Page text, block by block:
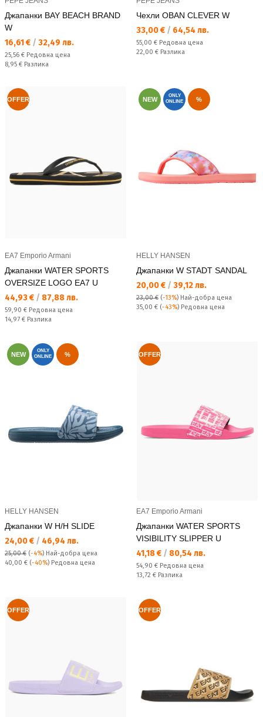
Джапанки BAY BEACH BRAND
W
Текуща цена:
16,61 € / 32,49 лв.
Редовна цена:
25,56 € Редовна цена
Спестявате:
8,95 € Разлика
Чехли OBAN CLEVER W
Текуща цена:
33,00 € / 64,54 лв.
Редовна цена:
55,00 € Редовна цена
Спестявате:
22,00 € Разлика
OFFER
EA7 Emporio Armani
Джапанки WATER SPORTS
OVERSIZE LOGO EA7 U
Текуща цена:
44,93 € / 87,88 лв.
Редовна цена:
59,90 € Редовна цена
Спестявате:
14,97 € Разлика
NEW
ONLY
ONLINE
%
HELLY HANSEN
Джапанки W STADT SANDAL
Текуща цена:
20,00 € / 39,12 лв.
23,00 € (-13%) Най-добра цена
Редовна цена:
35,00 € (-43%) Редовна цена
NEW
ONLY
ONLINE
%
HELLY HANSEN
Джапанки W H/H SLIDE
Текуща цена:
24,00 € / 46,94 лв.
25,00 € (-4%) Най-добра цена
Редовна цена:
40,00 € (-40%) Редовна цена
OFFER
EA7 Emporio Armani
Джапанки WATER SPORTS
VISIBILITY SLIPPER U
Текуща цена:
41,18 € / 80,54 лв.
Редовна цена:
54,90 € Редовна цена
Спестявате:
13,72 € Разлика
OFFER OFFER